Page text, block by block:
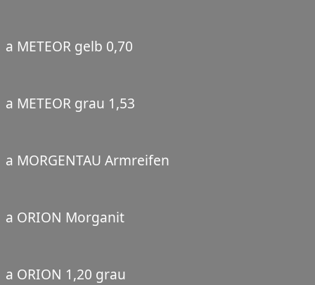
a METEOR gelb 0,70
a METEOR grau 1,53
a MORGENTAU Armreifen
a ORION Morganit
a ORION 1,20 grau